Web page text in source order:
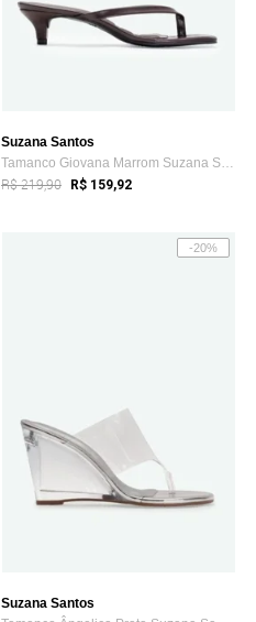
Suzana Santos
Tamanco Giovana Marrom Suzana Santos
R$ 219,90 R$ 159,92
-20%
Suzana Santos